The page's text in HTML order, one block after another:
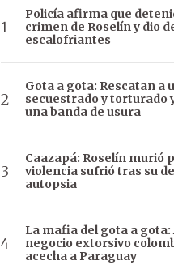
Policía afirma que
crimen de Roselín y dio
escalofriantes
Gota a gota: Rescatan a
secuestrado y torturado
una banda de usura
Caazapá: Roselín murió
violencia sufrió tras su
autopsia
La mafia del gota a gota:
negocio extorsivo
acecha a Paraguay